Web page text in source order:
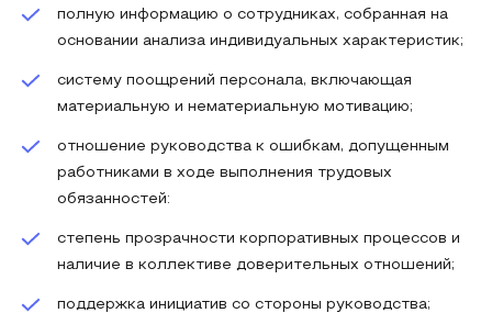
полную информацию о сотрудниках, собранная на
основании анализа индивидуальных характеристик;
систему поощрений персонала, включающая
материальную и нематериальную мотивацию;
отношение руководства к ошибкам, допущенным
работниками в ходе выполнения трудовых
обязанностей:
степень прозрачности корпоративных процессов и
наличие в коллективе доверительных отношений;
поддержка инициатив со стороны руководства;